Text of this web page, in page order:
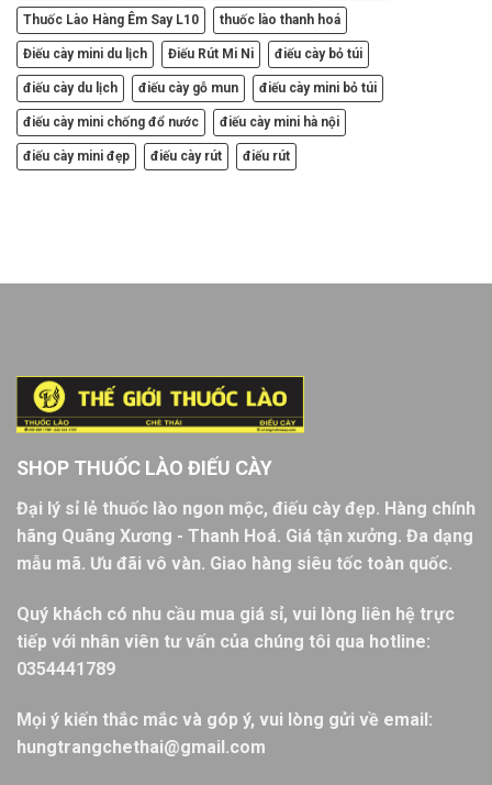
Thuốc Lào Hàng Êm Say L10 thuốc lào thanh hoá
Điếu cày mini du lịch Điếu Rút Mi Ni điếu cày bỏ túi
điếu cày du lịch điếu cày gỗ mun điếu cày mini bỏ túi
điếu cày mini chống đổ nước điếu cày mini hà nội
điếu cày mini đẹp điếu cày rút điếu rút
SHOP THUỐC LÀO ĐIẾU CÀY
Đại lý sỉ lẻ thuốc lào ngon mộc, điếu cày đẹp. Hàng chính
hãng Quãng Xương - Thanh Hoá. Giá tận xưởng. Đa dạng
mẫu mã. Ưu đãi vô vàn. Giao hàng siêu tốc toàn quốc.
Quý khách có nhu cầu mua giá sỉ, vui lòng liên hệ trực
tiếp với nhân viên tư vấn của chúng tôi qua hotline:
0354441789
Mọi ý kiến thắc mắc và góp ý, vui lòng gửi về email:
hungtrangchethai@gmail.com